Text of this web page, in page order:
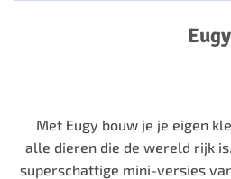
Met Eugy bouw je je eigen
alle dieren die de wereld rijk
superschattige mini-versies